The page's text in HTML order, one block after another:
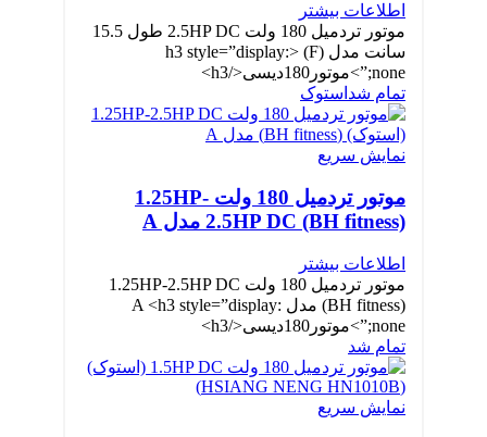
اطلاعات بیشتر
موتور تردمیل 180 ولت 2.5HP DC طول 15.5
سانت مدل (F) <h3 style=”display:
none;”>موتور180دیسی</h3>
تمام شد استوک
نمایش سریع
موتور تردمیل 180 ولت 1.25HP-
2.5HP DC (BH fitness) مدل A
اطلاعات بیشتر
موتور تردمیل 180 ولت 1.25HP-2.5HP DC
(BH fitness) مدل A <h3 style=”display:
none;”>موتور180دیسی</h3>
تمام شد
نمایش سریع